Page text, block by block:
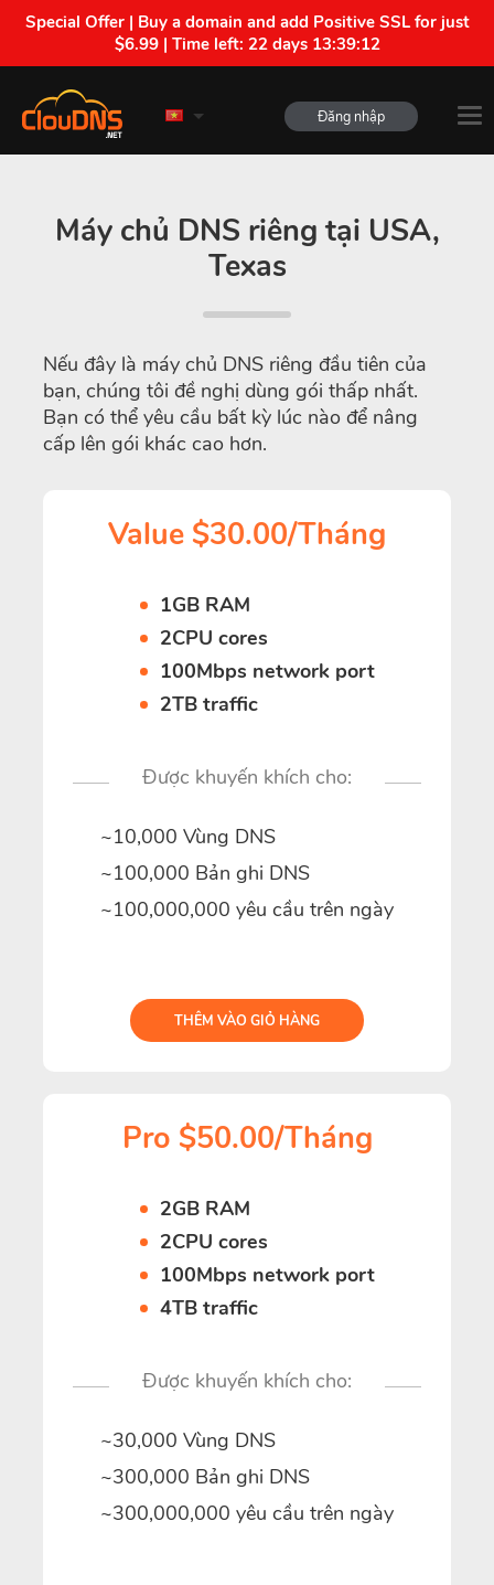
Special Offer | Buy a domain and add Positive SSL for just
$6.99 | Time left: 22 days 13:39:12
Đăng nhập
Máy chủ DNS riêng tại USA,
Texas
Nếu đây là máy chủ DNS riêng đầu tiên của
bạn, chúng tôi đề nghị dùng gói thấp nhất.
Bạn có thể yêu cầu bất kỳ lúc nào để nâng
cấp lên gói khác cao hơn.
Value $30.00/Tháng
1GB RAM
2CPU cores
100Mbps network port
2TB traffic
Được khuyến khích cho:
~10,000 Vùng DNS
~100,000 Bản ghi DNS
~100,000,000 yêu cầu trên ngày
THÊM VÀO GIỎ HÀNG
Pro $50.00/Tháng
2GB RAM
2CPU cores
100Mbps network port
4TB traffic
Được khuyến khích cho:
~30,000 Vùng DNS
~300,000 Bản ghi DNS
~300,000,000 yêu cầu trên ngày